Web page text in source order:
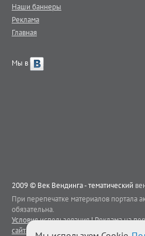
Наши баннеры
Реклама
Главная
Мы в
2009 © Век Вендинга - тематический
При перепечатке материалов портала
обязательна.
Условия использования|Реклама на
сайта
Контакты